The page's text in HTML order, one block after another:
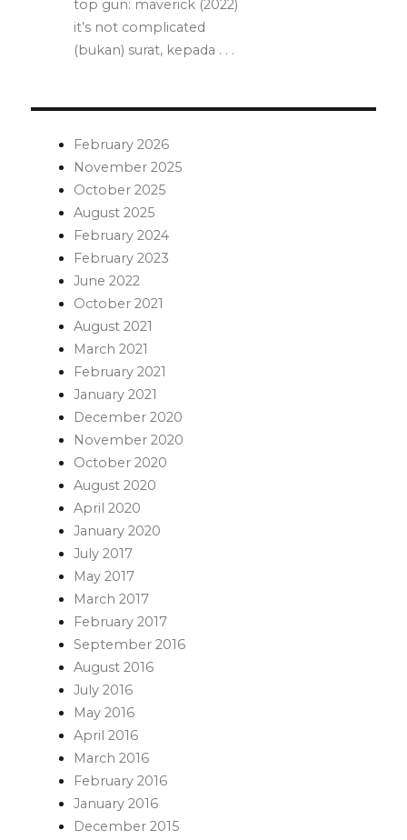
top gun: maverick (2022)
it’s not complicated
(bukan) surat, kepada . . .
February 2026
November 2025
October 2025
August 2025
February 2024
February 2023
June 2022
October 2021
August 2021
March 2021
February 2021
January 2021
December 2020
November 2020
October 2020
August 2020
April 2020
January 2020
July 2017
May 2017
March 2017
February 2017
September 2016
August 2016
July 2016
May 2016
April 2016
March 2016
February 2016
January 2016
December 2015